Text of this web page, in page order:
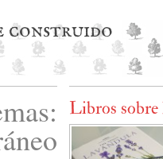
construido
Libros sobre